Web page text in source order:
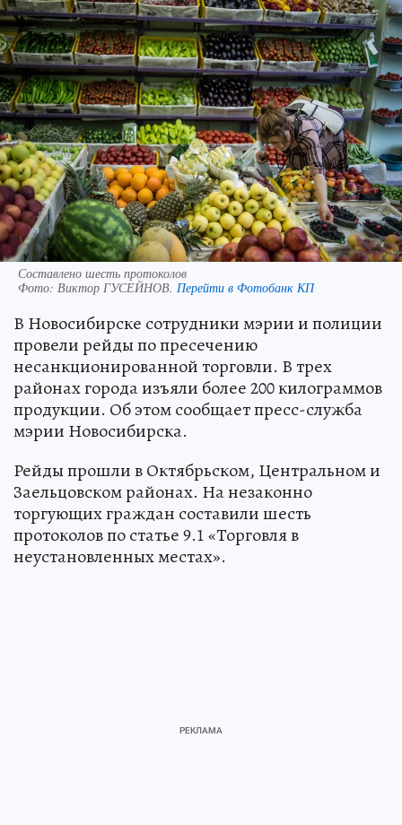
Составлено шесть протоколов
Фото: Виктор ГУСЕЙНОВ. Перейти в Фотобанк КП
В Новосибирске сотрудники мэрии и полиции
провели рейды по пресечению
несанкционированной торговли. В трех
районах города изъяли более 200 килограммов
продукции. Об этом сообщает пресс-служба
мэрии Новосибирска.
Рейды прошли в Октябрьском, Центральном и
Заельцовском районах. На незаконно
торгующих граждан составили шесть
протоколов по статье 9.1 «Торговля в
неустановленных местах».